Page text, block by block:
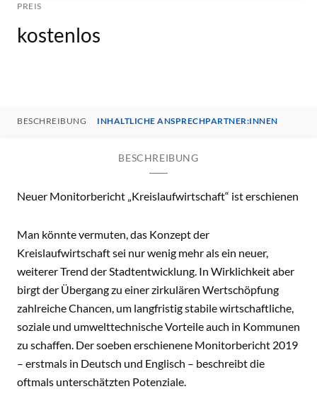
PREIS
kostenlos
BESCHREIBUNG INHALTLICHE ANSPRECHPARTNER:INNEN
BESCHREIBUNG
Neuer Monitorbericht „Kreislaufwirtschaft“ ist erschienen
Man könnte vermuten, das Konzept der
Kreislaufwirtschaft sei nur wenig mehr als ein neuer,
weiterer Trend der Stadtentwicklung. In Wirklichkeit aber
birgt der Übergang zu einer zirkulären Wertschöpfung
zahlreiche Chancen, um langfristig stabile wirtschaftliche,
soziale und umwelttechnische Vorteile auch in Kommunen
zu schaffen. Der soeben erschienene Monitorbericht 2019
– erstmals in Deutsch und Englisch – beschreibt die
oftmals unterschätzten Potenziale.